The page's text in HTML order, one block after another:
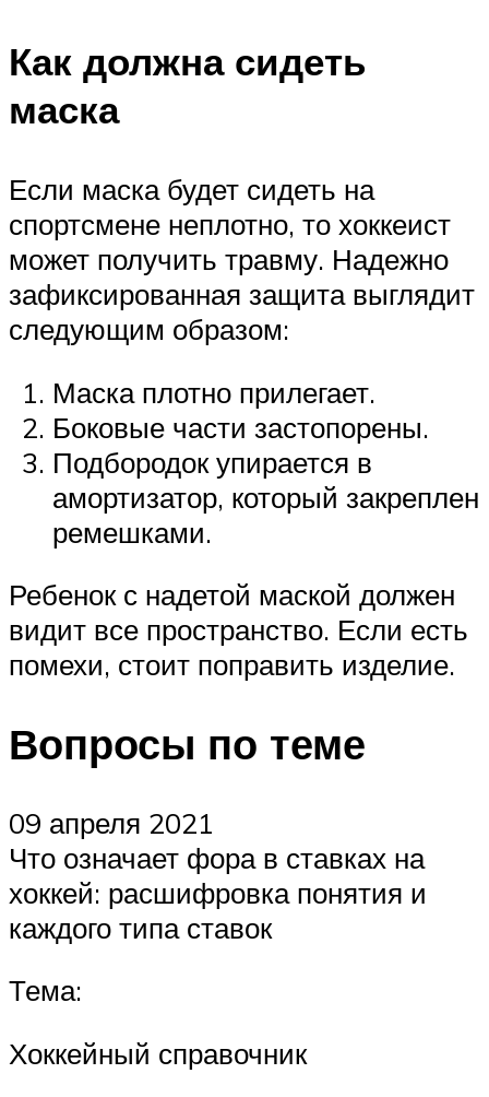
Как должна сидеть
маска
Если маска будет сидеть на
спортсмене неплотно, то хоккеист
может получить травму. Надежно
зафиксированная защита выглядит
следующим образом:
Маска плотно прилегает.
Боковые части застопорены.
Подбородок упирается в
амортизатор, который закреплен
ремешками.
Ребенок с надетой маской должен
видит все пространство. Если есть
помехи, стоит поправить изделие.
Вопросы по теме
09 апреля 2021
Что означает фора в ставках на
хоккей: расшифровка понятия и
каждого типа ставок
Тема:
Хоккейный справочник